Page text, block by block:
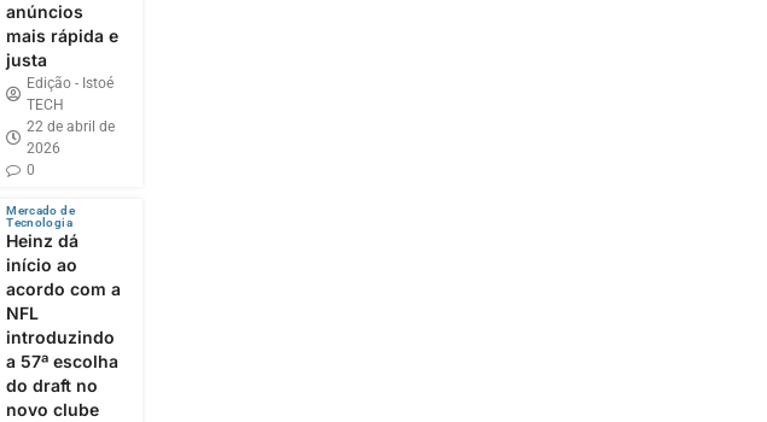
anúncios
mais rápida e
justa
Edição - Istoé
TECH
22 de abril de
2026
0
Mercado de
Tecnologia
Heinz dá
início ao
acordo com a
NFL
introduzindo
a 57ª escolha
do draft no
novo clube